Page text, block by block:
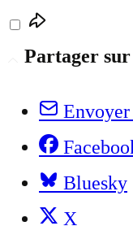
Partager
Bluesky
X